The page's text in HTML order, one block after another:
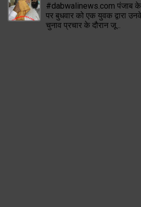
#dabwalinews.com पंजाब के
पर बुधवार को एक युवक द्वारा
चुनाव प्रचार के दौरान जू...